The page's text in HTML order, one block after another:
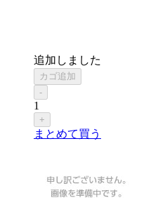
追加しました
カゴ追加
-
1
+
まとめて買う